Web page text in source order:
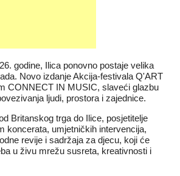
godine, Ilica ponovno postaje velika
Novo izdanje Akcija-festivala Q'ART
CONNECT IN MUSIC, slaveći glazbu
ljudi, prostora i zajednice.
Britanskog trga do Ilice, posjetitelje
koncerata, umjetničkih intervencija,
revije i sadržaja za djecu, koji će
u živu mrežu susreta, kreativnosti i